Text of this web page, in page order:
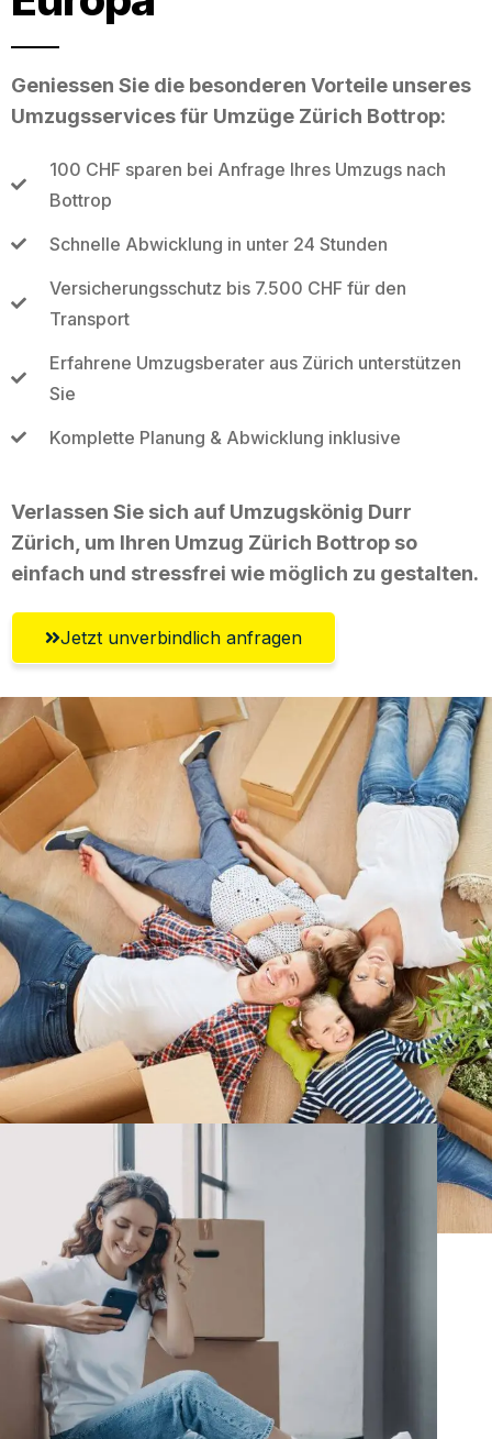
Geniessen Sie die besonderen Vorteile unseres
Umzugsservices für Umzüge Zürich Bottrop:
100 CHF sparen bei Anfrage Ihres Umzugs nach
Bottrop
Schnelle Abwicklung in unter 24 Stunden
Versicherungsschutz bis 7.500 CHF für den
Transport
Erfahrene Umzugsberater aus Zürich unterstützen
Sie
Komplette Planung & Abwicklung inklusive
Verlassen Sie sich auf Umzugskönig Durr
Zürich, um Ihren Umzug Zürich Bottrop so
einfach und stressfrei wie möglich zu gestalten.
Jetzt unverbindlich anfragen